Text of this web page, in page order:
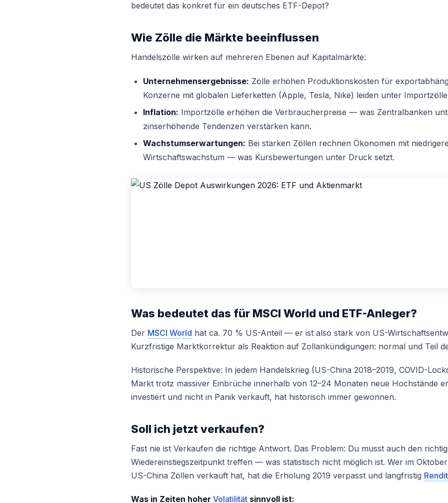
bedeutet das konkret für ein deutsches ETF-Depot?
Wie Zölle die Märkte beeinflussen
Handelszölle wirken auf mehreren Ebenen auf Kapitalmärkte:
Unternehmensergebnisse: Zölle erhöhen Produktionskosten für
Konzerne mit globalen Lieferketten (Apple, Tesla, Nike) leiden unter
Inflation: Importzölle erhöhen die Verbraucherpreise — was Zentralbanken
zinserhöhende Tendenzen verstärken kann.
Wachstumserwartungen: Bei starken Zöllen rechnen Ökonomen mit
Wirtschaftswachstum — was Kursbewertungen unter Druck setzt.
Was bedeutet das für MSCI World und ETF-Anleger?
Der MSCI World hat ca. 70 % US-Anteil — er ist also stark von US-
Kurzfristige Marktkorrektur als Reaktion auf Zollankündigungen: normal und Teil
Historische Perspektive: In jedem Handelskrieg (US-China 2018–2019, COVID-
Markt trotz massiver Einbrüche innerhalb von 12–24 Monaten neue Hochstände
investiert und nicht in Panik verkauft, hat historisch immer gewonnen.
Soll ich jetzt verkaufen?
Fast nie ist Verkaufen die richtige Antwort. Das Problem: Du musst auch den
Wiedereinstiegszeitpunkt treffen — was statistisch nicht möglich ist. Wer im
US-China Zöllen verkauft hat, hat die Erholung 2019 verpasst und langfristig
Was in Zeiten hoher Volatilität sinnvoll ist: